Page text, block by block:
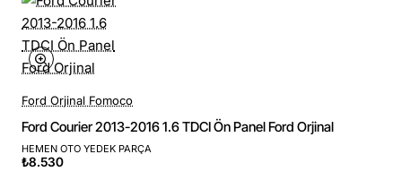
Ford Orjinal Fomoco
Ford Courier 2013-2016 1.6 TDCI Ön Panel Ford Orjinal
HEMEN OTO YEDEK PARÇA
₺8.530